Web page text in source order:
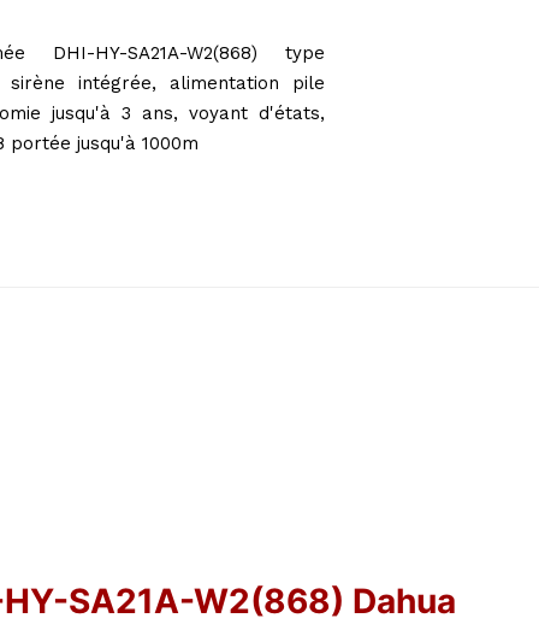
DHI-HY-SA21A-W2(868) type
sirène intégrée, alimentation pile
jusqu'à 3 ans, voyant d'états,
portée jusqu'à 1000m
SA21A-W2(868) Dahua